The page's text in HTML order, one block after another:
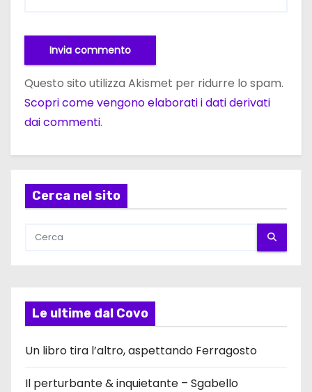
Questo sito utilizza Akismet per ridurre lo spam.
Scopri come vengono elaborati i dati derivati
dai commenti.
Cerca nel sito
Le ultime dal Covo
Un libro tira l’altro, aspettando Ferragosto
Il perturbante & inquietante – Sgabello